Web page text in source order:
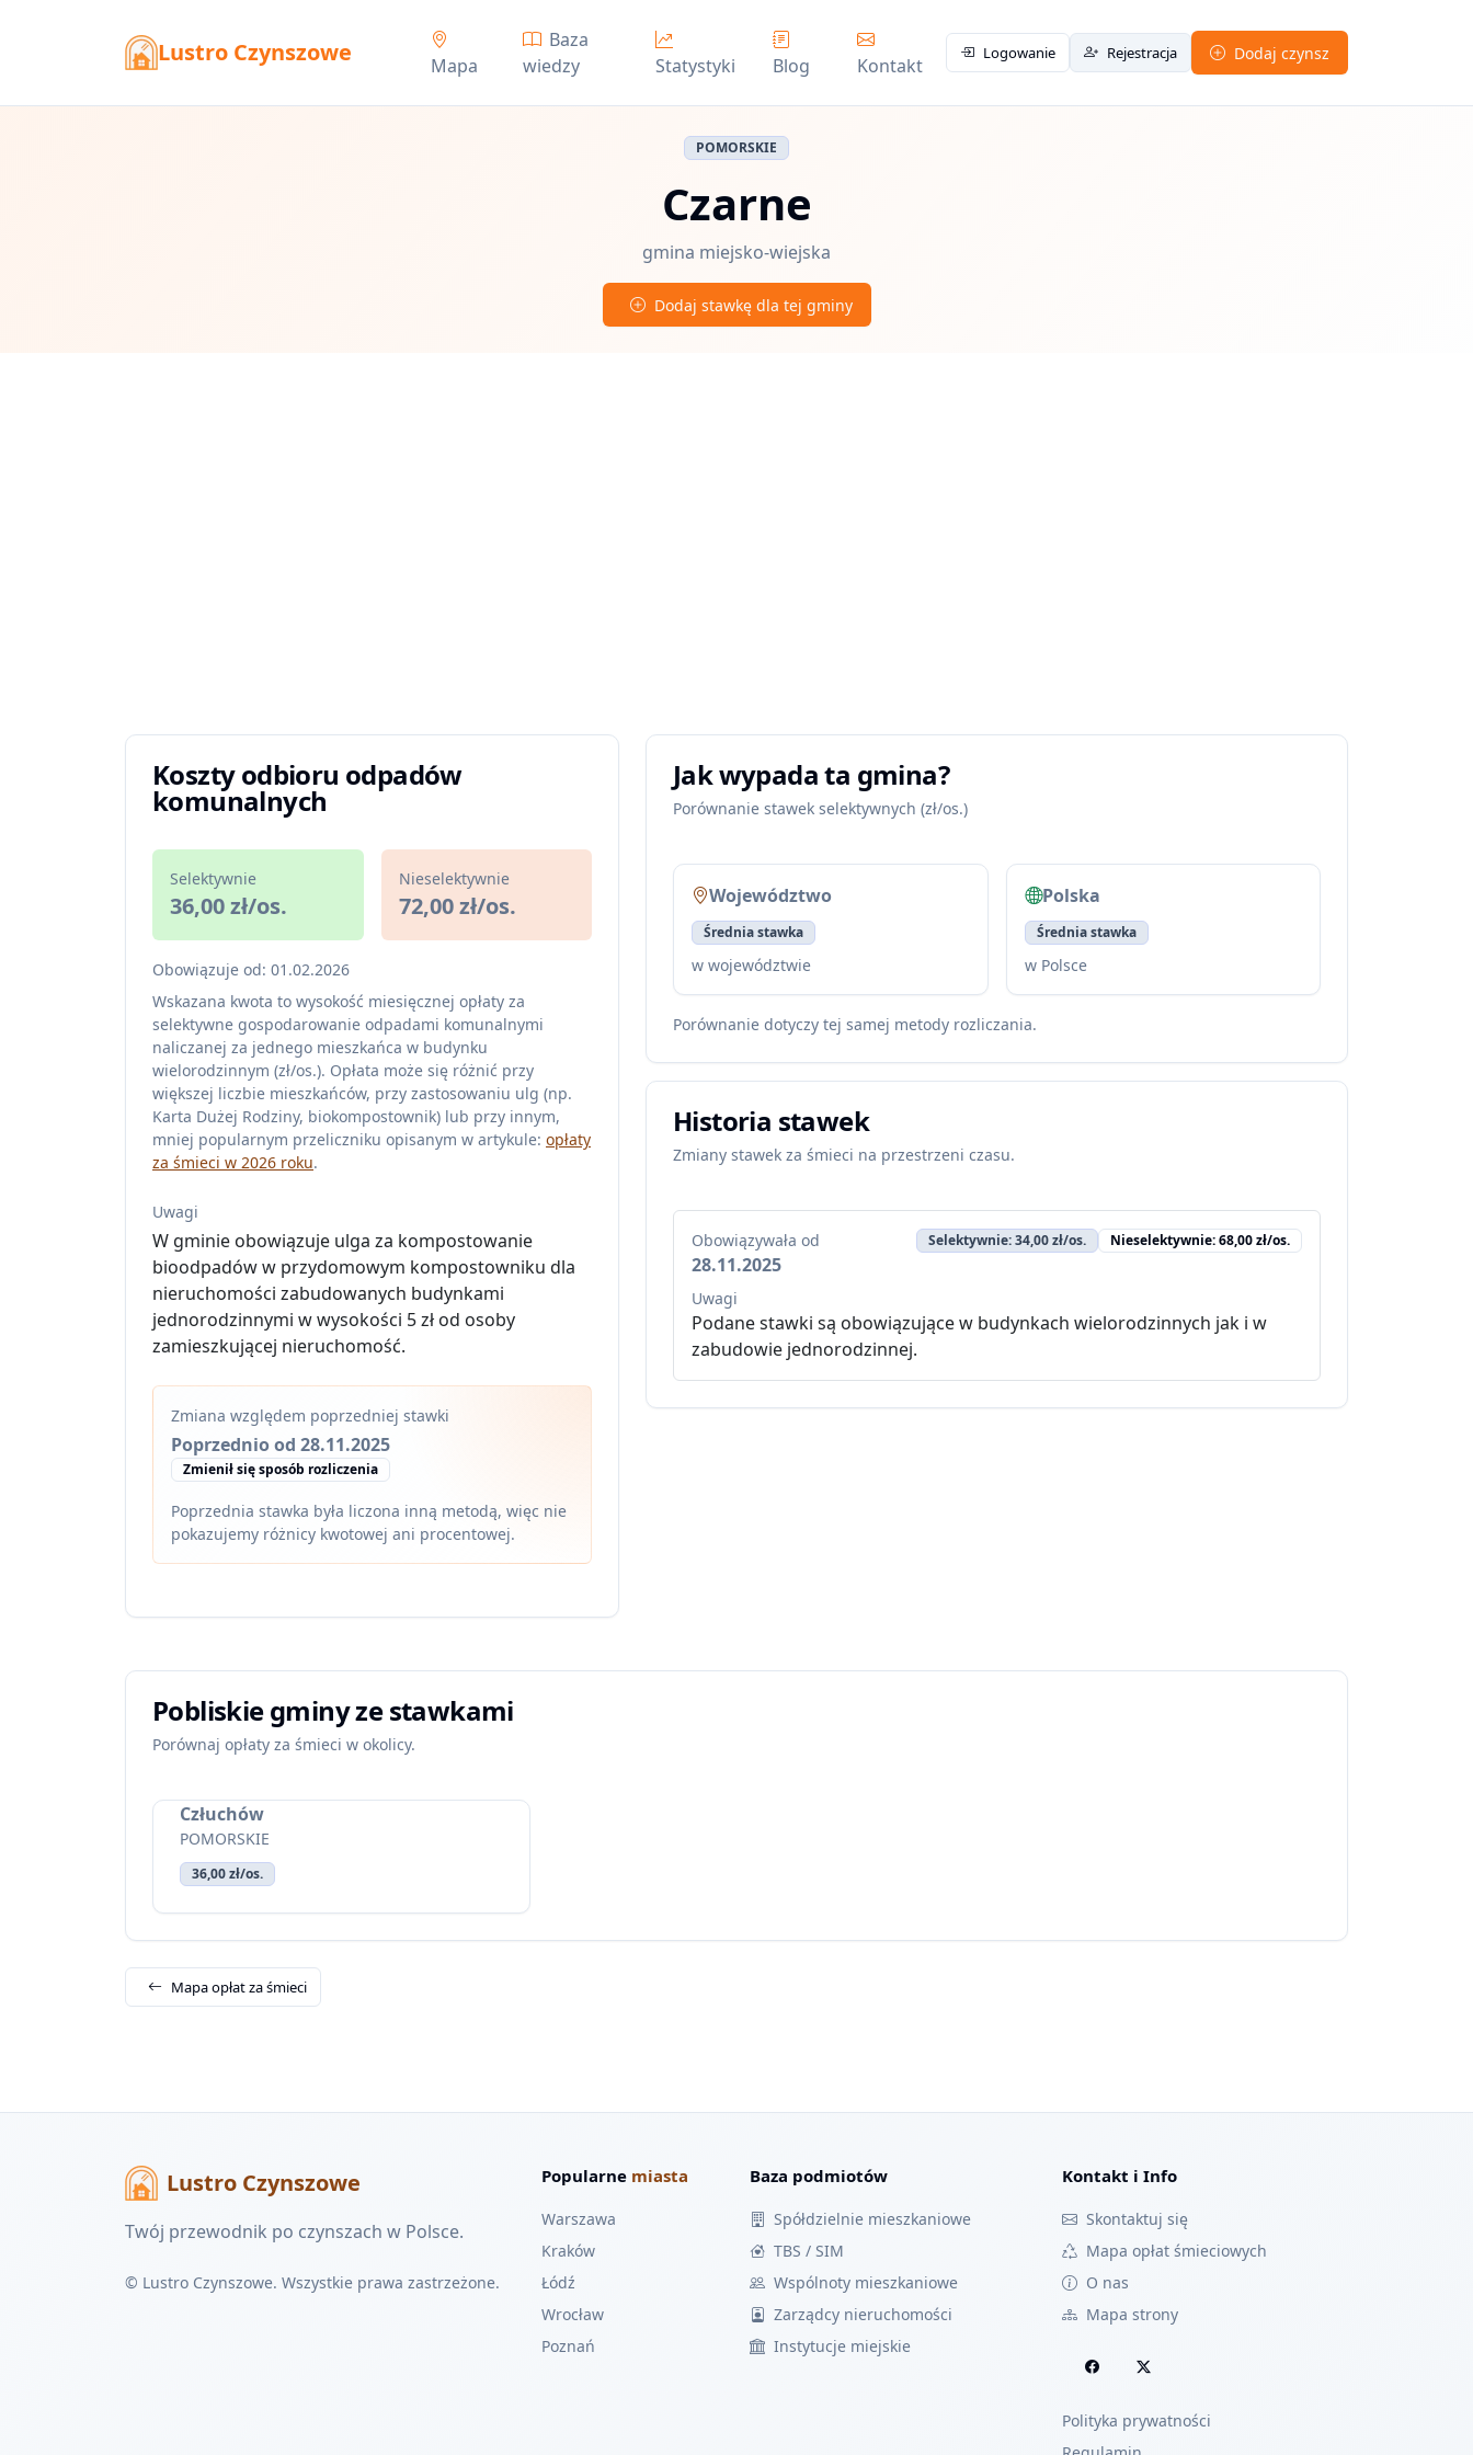
Lustro Czynszowe Mapa
Baza
wiedzy
Statystyki Blog Kontakt
Logowanie Rejestracja Dodaj czynsz
POMORSKIE
Czarne
gmina miejsko-wiejska
Dodaj stawkę dla tej gminy
Koszty odbioru odpadów
komunalnych
Selektywnie
36,00 zł/os.
Nieselektywnie
72,00 zł/os.
Obowiązuje od: 01.02.2026
Wskazana kwota to wysokość miesięcznej opłaty za
selektywne gospodarowanie odpadami komunalnymi
naliczanej za jednego mieszkańca w budynku
wielorodzinnym (zł/os.). Opłata może się różnić przy
większej liczbie mieszkańców, przy zastosowaniu ulg (np.
Karta Dużej Rodziny, biokompostownik) lub przy innym,
mniej popularnym przeliczniku opisanym w artykule: opłaty
za śmieci w 2026 roku.
Uwagi
W gminie obowiązuje ulga za kompostowanie
bioodpadów w przydomowym kompostowniku dla
nieruchomości zabudowanych budynkami
jednorodzinnymi w wysokości 5 zł od osoby
zamieszkującej nieruchomość.
Zmiana względem poprzedniej stawki
Poprzednio od 28.11.2025
Zmienił się sposób rozliczenia
Poprzednia stawka była liczona inną metodą, więc nie
pokazujemy różnicy kwotowej ani procentowej.
Jak wypada ta gmina?
Porównanie stawek selektywnych (zł/os.)
Województwo
Średnia stawka
w województwie
Polska
Średnia stawka
w Polsce
Porównanie dotyczy tej samej metody rozliczania.
Historia stawek
Zmiany stawek za śmieci na przestrzeni czasu.
Obowiązywała od
28.11.2025
Selektywnie: 34,00 zł/os. Nieselektywnie: 68,00 zł/os.
Uwagi
Podane stawki są obowiązujące w budynkach wielorodzinnych jak i w
zabudowie jednorodzinnej.
Pobliskie gminy ze stawkami
Porównaj opłaty za śmieci w okolicy.
Człuchów
POMORSKIE
36,00 zł/os.
Mapa opłat za śmieci
Lustro Czynszowe
Twój przewodnik po czynszach w Polsce.
© Lustro Czynszowe. Wszystkie prawa zastrzeżone.
Popularne miasta
Warszawa
Kraków
Łódź
Wrocław
Poznań
Baza podmiotów
Spółdzielnie mieszkaniowe
TBS / SIM
Wspólnoty mieszkaniowe
Zarządcy nieruchomości
Instytucje miejskie
Kontakt i Info
Skontaktuj się
Mapa opłat śmieciowych
O nas
Mapa strony
Polityka prywatności